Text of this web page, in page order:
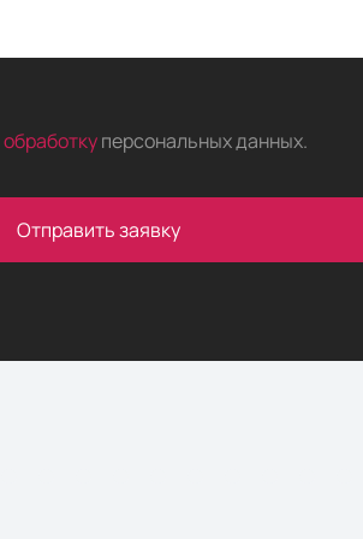
обработку персональных данных.
Отправить заявку